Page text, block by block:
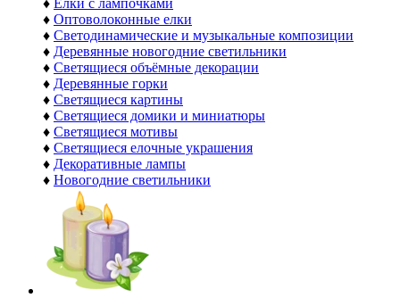
♦ Елки с лампочками
♦ Оптоволоконные елки
♦ Светодинамические и музыкальные композиции
♦ Деревянные новогодние светильники
♦ Светящиеся объёмные декорации
♦ Деревянные горки
♦ Светящиеся картины
♦ Светящиеся домики и миниатюры
♦ Светящиеся мотивы
♦ Светящиеся елочные украшения
♦ Декоративные лампы
♦ Новогодние светильники